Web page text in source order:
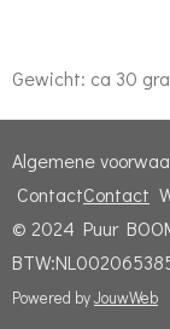
Gewicht: ca 30
Algemene
ContactContact
© 2024 Puur
Powered byJouwWeb